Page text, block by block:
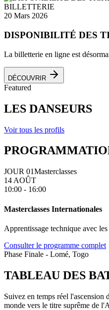
BILLETTERIE
20 Mars 2026
DISPONIBILITÉ DES
La billetterie en ligne est
DÉCOUVRIR
Featured
LES DANSEURS
Voir tous les profils
JOUR 01Masterclasses
14 AOÛT
10:00 - 16:00
Masterclasses Internationales
Apprentissage technique avec les
Consulter le programme complet
Phase Finale - Lomé, Togo
TABLEAU DES
Suivez en temps réel
monde vers le titre suprême de